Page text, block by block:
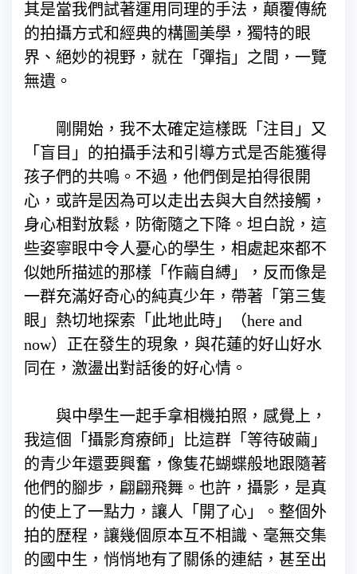
其是當我們試著運用同理的手法，顛覆傳統
的拍攝方式和經典的構圖美學，獨特的眼
界、絕妙的視野，就在「彈指」之間，一覽
無遺。
剛開始，我不太確定這樣既「注目」又
「盲目」的拍攝手法和引導方式是否能獲得
孩子們的共鳴。不過，他們倒是拍得很開
心，或許是因為可以走出去與大自然接觸，
身心相對放鬆，防衛隨之下降。坦白說，這
些姿寧眼中令人憂心的學生，相處起來都不
似她所描述的那樣「作繭自縛」，反而像是
一群充滿好奇心的純真少年，帶著「第三隻
眼」熱切地探索「此地此時」（here and
now）正在發生的現象，與花蓮的好山好水
同在，激盪出對話後的好心情。
與中學生一起手拿相機拍照，感覺上，
我這個「攝影育療師」比這群「等待破繭」
的青少年還要興奮，像隻花蝴蝶般地跟隨著
他們的腳步，翩翩飛舞。也許，攝影，是真
的使上了一點力，讓人「開了心」。整個外
拍的歴程，讓幾個原本互不相識、毫無交集
的國中生，悄悄地有了關係的連結，甚至出